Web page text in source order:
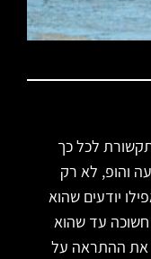
לכל כך
והופ, לא רק
יודעים שהוא
חשוכה עד שהוא
את ההתראה על